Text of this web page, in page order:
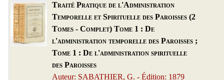
Traité Pratique de l'Administration
Temporelle et Spirituelle des Paroisses (2
Tomes - Complet) Tome 1 : De
l'administration temporelle des Paroisses ;
Tome 1 : De l'administration spirituelle
des Paroisses
Auteur: SABATHIER, G. - Édition: 1879